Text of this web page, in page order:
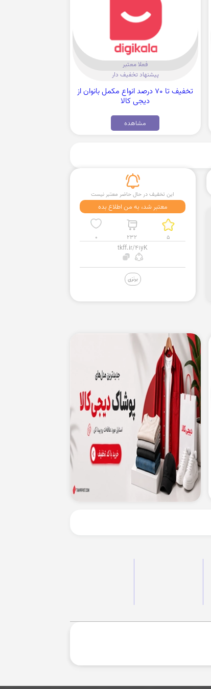
فعلا معتبر
پیشنهاد تخفیف دار
تخفیف تا 70 درصد انواع مکمل بانوان از
دیجی کالا
مشاهده
این تخفیف در حال حاضر معتبر نیست
معتبر شد، به من اطلاع بده
0 232 5
tkff.ir/41yK
برنزی